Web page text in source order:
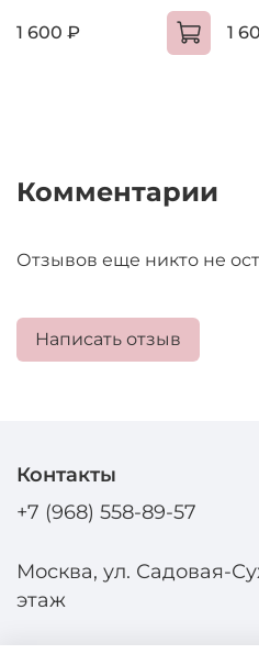
1 600 ₽ 1
Комментарии
Отзывов еще никто не
Написать отзыв
Контакты
+7 (968) 558-89-57
Москва, ул. Садовая-
этаж